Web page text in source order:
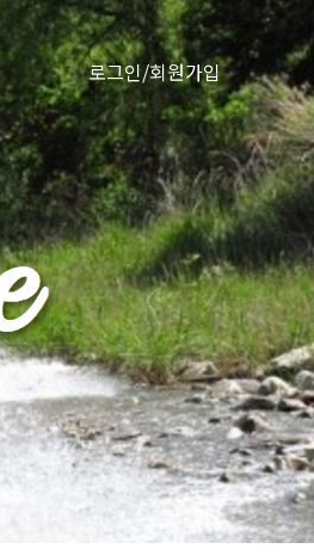
로그인/회원가입